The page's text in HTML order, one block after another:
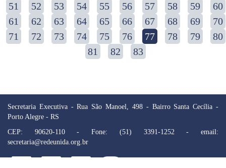
51
52 53 54 55 56 57 58 59
60
61
62 63 64 65 66 67 68 69
70
71
72 73 74 75 76 77 78 79
80
81
82 83
Secretaria Executiva - Rua São Manoel, 498 - Bairro Santa Cecília -
Porto Alegre - RS
CEP: 90620-110 - Fone: (51) 3391-1252 - email:
secretaria@redeunida.org.br